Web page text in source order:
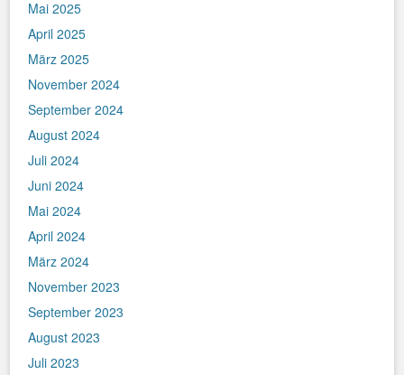
Mai 2025
April 2025
März 2025
November 2024
September 2024
August 2024
Juli 2024
Juni 2024
Mai 2024
April 2024
März 2024
November 2023
September 2023
August 2023
Juli 2023